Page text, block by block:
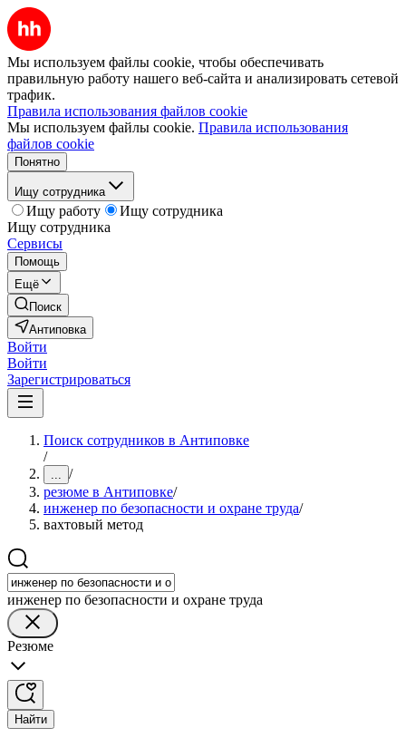
Мы используем файлы cookie, чтобы обеспечивать
правильную работу нашего веб-сайта и анализировать сетевой
трафик.
Правила использования файлов cookie
Мы используем файлы cookie. Правила использования
файлов cookie
Понятно
Ищу сотрудника
Ищу работу
Ищу сотрудника
Ищу сотрудника
Сервисы
Помощь
Ещё
Поиск
Антиповка
Войти
Войти
Зарегистрироваться
Поиск сотрудников в Антиповке
/
... /
резюме в Антиповке/
инженер по безопасности и охране труда/
вахтовый метод
инженер по безопасности и охране труда
Резюме
Найти